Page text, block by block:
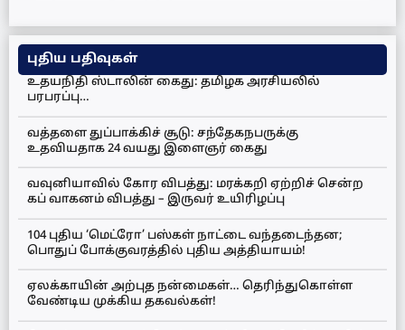
புதிய பதிவுகள்
உதயநிதி ஸ்டாலின் கைது: தமிழக அரசியலில்
பரபரப்பு…
வத்தளை துப்பாக்கிச் சூடு: சந்தேகநபருக்கு
உதவியதாக 24 வயது இளைஞர் கைது
வவுனியாவில் கோர விபத்து: மரக்கறி ஏற்றிச் சென்ற
கப் வாகனம் விபத்து – இருவர் உயிரிழப்பு
104 புதிய ‘மெட்ரோ’ பஸ்கள் நாட்டை வந்தடைந்தன;
பொதுப் போக்குவரத்தில் புதிய அத்தியாயம்!
ஏலக்காயின் அற்புத நன்மைகள்… தெரிந்துகொள்ள
வேண்டிய முக்கிய தகவல்கள்!